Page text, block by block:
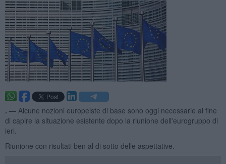
. — Alcune nozioni europeiste di base sono oggi necessarie al fine
di capire la situazione esistente dopo la riunione dell'eurogruppo di
ieri.
Riunione con risultati ben al di sotto delle aspettative.